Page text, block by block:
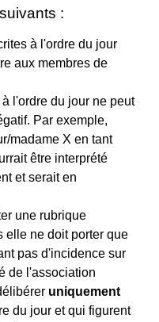
:
à l'ordre du jour
aux membres de
l'ordre du jour ne peut
Par exemple,
madame X en tant
être interprété
et serait en
une rubrique
elle ne doit porter que
pas d'incidence sur
de l'association
uniquement
du jour et qui figurent